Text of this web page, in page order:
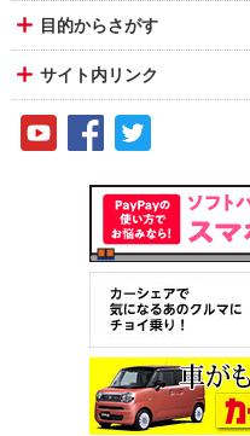
目的からさがす
サイト内リンク